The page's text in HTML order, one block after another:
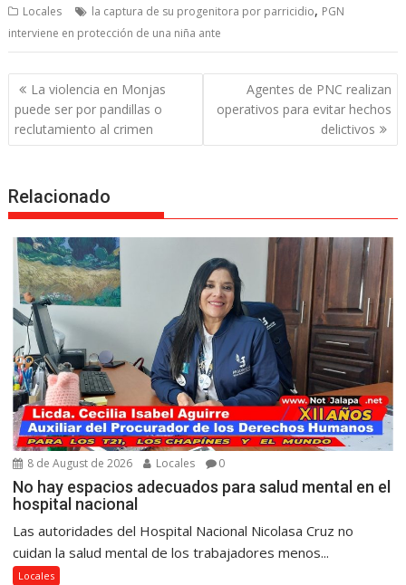
Locales la captura de su progenitora por parricidio, PGN
interviene en protección de una niña ante
Post
navigation
La violencia en Monjas
puede ser por pandillas o
reclutamiento al crimen
Agentes de PNC realizan
operativos para evitar hechos
delictivos
Relacionado
8 de August de 2026 Locales 0
No hay espacios adecuados para salud mental en el
hospital nacional
Las autoridades del Hospital Nacional Nicolasa Cruz no
cuidan la salud mental de los trabajadores menos...
Locales